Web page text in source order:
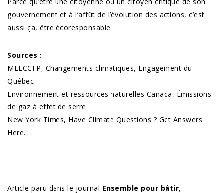
gouvernement et à l’affût de l’évolution des actions, c’est
aussi ça, être écoresponsable!
Sources :
MELCCFP, Changements climatiques, Engagement du
Québec
Environnement et ressources naturelles Canada, Émissions
de gaz à effet de serre
New York Times, Have Climate Questions ? Get Answers
Here.
Article paru dans le journal Ensemble pour bâtir,